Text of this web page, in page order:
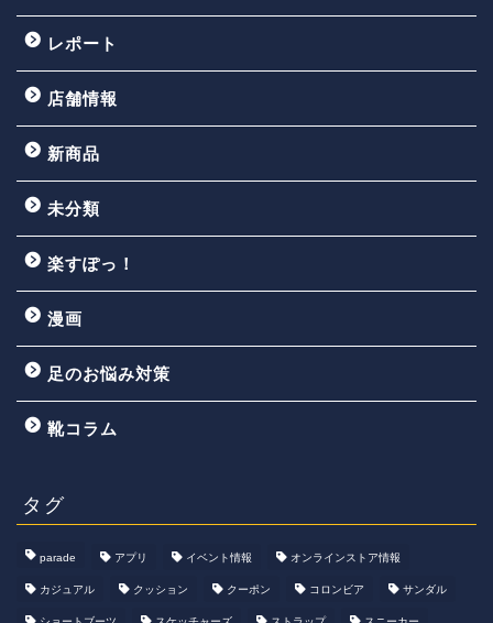
レポート
店舗情報
新商品
未分類
楽すぽっ！
漫画
足のお悩み対策
靴コラム
タグ
parade アプリ イベント情報 オンラインストア情報
カジュアル クッション クーポン コロンビア サンダル